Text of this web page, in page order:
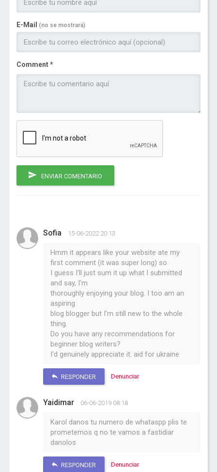
E-Mail (no se mostrará)
Comment *
ENVIAR COMENTARIO
Sofia 15-06-2022 20:13
Hmm it appears like your website ate my
first comment (it was super long) so
I guess I'll just sum it up what I submitted
and say, I'm
thoroughly enjoying your blog. I too am an
aspiring
blog blogger but I'm still new to the whole
thing.
Do you have any recommendations for
beginner blog writers?
I'd genuinely appreciate it. aid for ukraine
RESPONDER Denunciar
Yaidimar 06-06-2019 08:18
Karol danos tu numero de whataspp plis te
prometemos q no te vamos a fastidiar
danolos
RESPONDER Denunciar